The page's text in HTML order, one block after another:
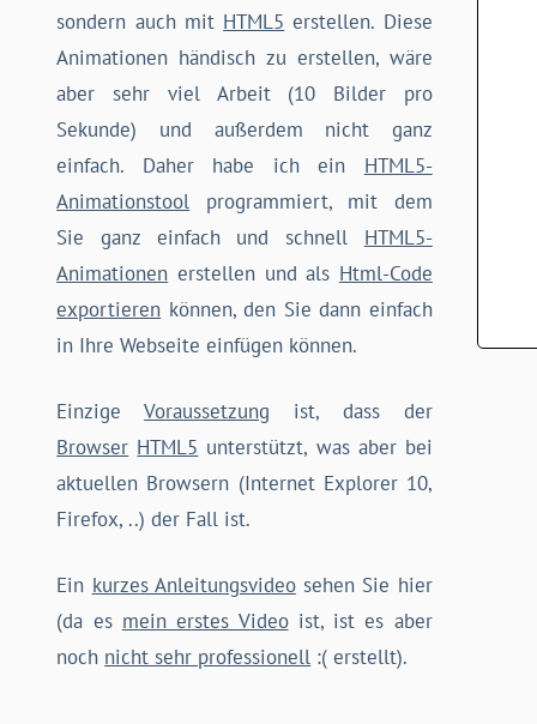
sondern auch mit HTML5 erstellen. Diese
Animationen händisch zu erstellen, wäre
aber sehr viel Arbeit (10 Bilder pro
Sekunde) und außerdem nicht ganz
einfach. Daher habe ich ein HTML5-
Animationstool programmiert, mit dem
Sie ganz einfach und schnell HTML5-
Animationen erstellen und als Html-Code
exportieren können, den Sie dann einfach
in Ihre Webseite einfügen können.
EinzigeVoraussetzung ist, dass der
Browser HTML5 unterstützt, was aber bei
aktuellen Browsern (Internet Explorer 10,
Firefox, ..) der Fall ist.
Ein kurzes Anleitungsvideosehen Sie hier
(da es mein erstes Videoist, ist es aber
noch nicht sehr professionell :( erstellt).